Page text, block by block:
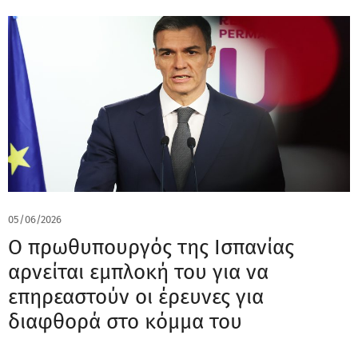
05/06/2026
Ο πρωθυπουργός της Ισπανίας
αρνείται εμπλοκή του για να
επηρεαστούν οι έρευνες για
διαφθορά στο κόμμα του